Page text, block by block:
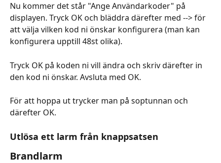
Nu kommer det står "Ange Användarkoder" på
displayen. Tryck OK och bläddra därefter med --> för
att välja vilken kod ni önskar konfigurera (man kan
konfigurera upptill 48st olika).
Tryck OK på koden ni vill ändra och skriv därefter in
den kod ni önskar. Avsluta med OK.
För att hoppa ut trycker man på soptunnan och
därefter OK.
Utlösa ett larm från knappsatsen
Brandlarm